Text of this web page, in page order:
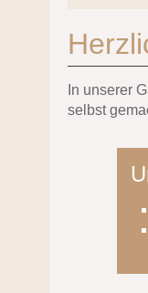
In unserer
selbst